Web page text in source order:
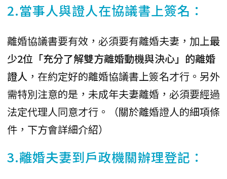
2.當事人與證人在協議書上簽名：
離婚協議書要有效，必須要有離婚夫妻，加上最
少2位「充分了解雙方離婚動機與決心」的離婚
證人 ，在約定好的離婚協議書上簽名才行。另外
需特別注意的是，未成年夫妻離婚，必須要經過
法定代理人同意才行。（關於離婚證人的細項條
件，下方會詳細介紹）
3.離婚夫妻到戶政機關辦理登記：